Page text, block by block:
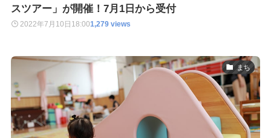
スツアー」が開催！7月1日から受付
2022年7月10日 18:001,279 views
まち